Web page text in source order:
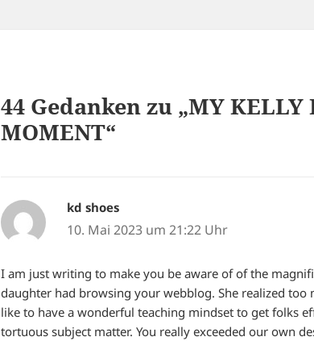
44 Gedanken zu „MY KELLY
MOMENT“
kd shoessagt:
10. Mai 2023 um 21:22 Uhr
I am just writing to make you be aware of of the
daughter had browsing your webblog. She realized
like to have a wonderful teaching mindset to get folks
tortuous subject matter. You really exceeded our own